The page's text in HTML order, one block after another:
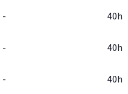
- 40h
- 40h
- 40h